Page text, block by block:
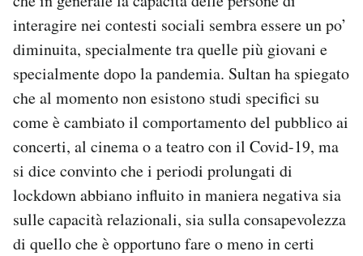
interagire nei contesti sociali sembra essere un po’
diminuita, specialmente tra quelle più giovani e
specialmente dopo la pandemia. Sultan ha spiegato
che al momento non esistono studi specifici su
come è cambiato il comportamento del pubblico ai
concerti, al cinema o a teatro con il Covid-19, ma
si dice convinto che i periodi prolungati di
lockdown abbiano influito in maniera negativa sia
sulle capacità relazionali, sia sulla consapevolezza
di quello che è opportuno fare o meno in certi